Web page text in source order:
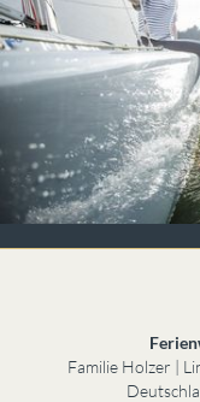
Familie Holzer |